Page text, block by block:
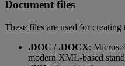
Document files
These files are used for
.DOC / .DOCX:
modern XML-based